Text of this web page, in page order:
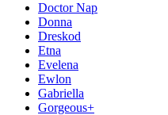
Doctor Nap
Donna
Dreskod
Etna
Evelena
Ewlon
Gabriella
Gorgeous+